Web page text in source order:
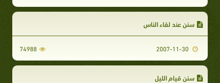
سنن عند لقاء الناس
74988
سنن قيام الليل